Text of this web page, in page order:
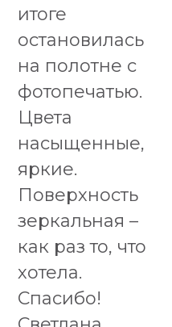
итоге
остановилась
на полотне с
фотопечатью.
Цвета
насыщенные,
яркие.
Поверхность
зеркальная –
как раз то, что
хотела.
Спасибо!